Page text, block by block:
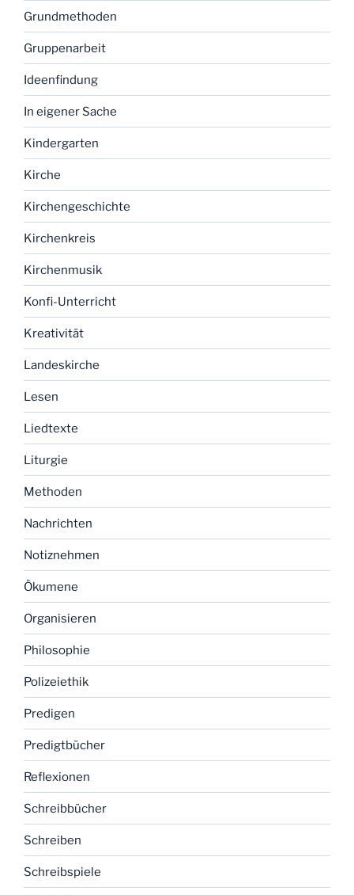
Grundmethoden
Gruppenarbeit
Ideenfindung
In eigener Sache
Kindergarten
Kirche
Kirchengeschichte
Kirchenkreis
Kirchenmusik
Konfi-Unterricht
Kreativität
Landeskirche
Lesen
Liedtexte
Liturgie
Methoden
Nachrichten
Notiznehmen
Ökumene
Organisieren
Philosophie
Polizeiethik
Predigen
Predigtbücher
Reflexionen
Schreibbücher
Schreiben
Schreibspiele